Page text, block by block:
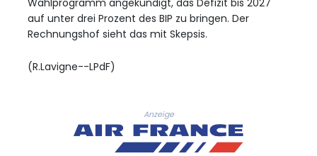
Wahlprogramm angekündigt, das Defizit bis 2027
auf unter drei Prozent des BIP zu bringen. Der
Rechnungshof sieht das mit Skepsis.
(R.Lavigne--LPdF)
Anzeige